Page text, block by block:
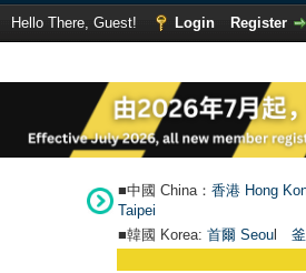
Hello There, Guest! Login
Register
■中國 China： 香港 Hong
Taipei
■韓國 Korea: 首爾 Seoul